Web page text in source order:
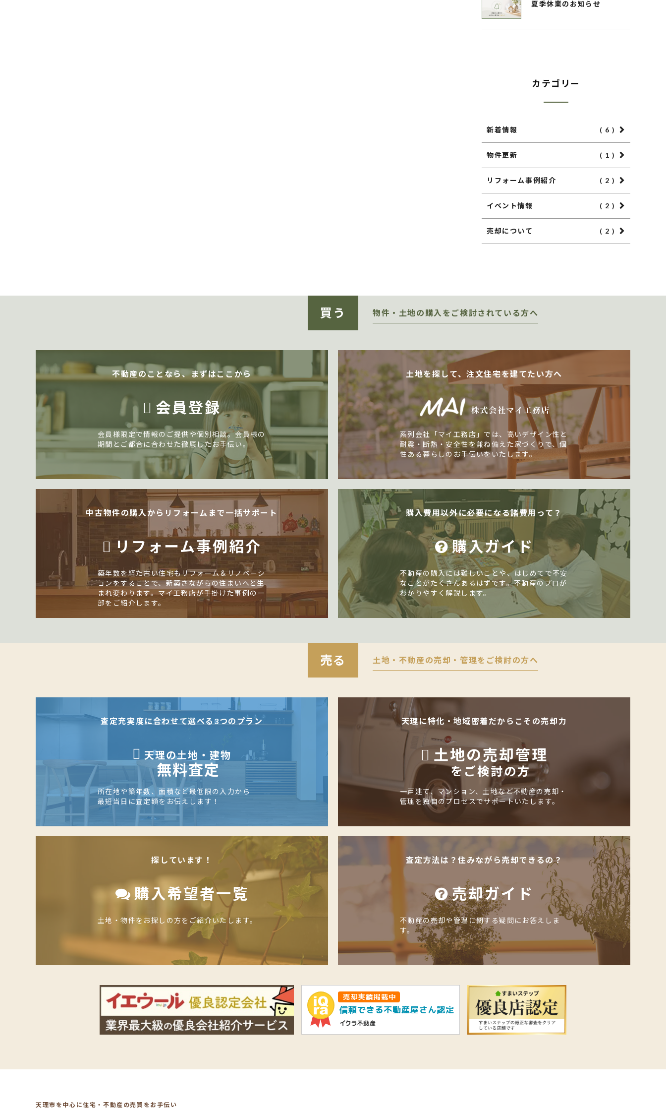
夏季休業のお知らせ
カテゴリー
新着情報 ( 6 )
物件更新 ( 1 )
リフォーム事例紹介 ( 2 )
イベント情報 ( 2 )
売却について ( 2 )
買う 物件・土地の購入をご検討されている方へ
不動産のことなら、まずはここから
会員登録
会員様限定で情報のご提供や個別相談。会員様の
期間とご都合に合わせた徹底したお手伝い。
土地を探して、注文住宅を建てたい方へ
系列会社「マイ工務店」では、高いデザイン性と
耐震・断熱・安全性を兼ね備えた家づくりで、個
性ある暮らしのお手伝いをいたします。
中古物件の購入からリフォームまで一括サポート
リフォーム事例紹介
築年数を経た古い住宅もリフォーム＆リノベーシ
ョンをすることで、新築さながらの住まいへと生
まれ変わります。マイ工務店が手掛けた事例の一
部をご紹介します。
購入費用以外に必要になる諸費用って？
購入ガイド
不動産の購入には難しいことや、はじめてで不安
なことがたくさんあるはずです。不動産のプロが
わかりやすく解説します。
売る 土地・不動産の売却・管理をご検討の方へ
査定充実度に合わせて選べる3つのプラン
天理の土地・建物
無料査定
所在地や築年数、面積など最低限の入力から
最短当日に査定額をお伝えします！
天理に特化・地域密着だからこその売却力
土地の売却管理
をご検討の方
一戸建て、マンション、土地など不動産の売却・
管理を独自のプロセスでサポートいたします。
探しています！
購入希望者一覧
土地・物件をお探しの方をご紹介いたします。
査定方法は？住みながら売却できるの？
売却ガイド
不動産の売却や管理に関する疑問にお答えしま
す。
天理市を中心に住宅・不動産の売買をお手伝い